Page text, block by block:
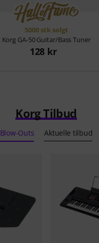
5000 stk solgt
Korg GA-50 Guitar/Bass Tuner
128 kr
Korg Tilbud
Blow-Outs Aktuelle tilbud